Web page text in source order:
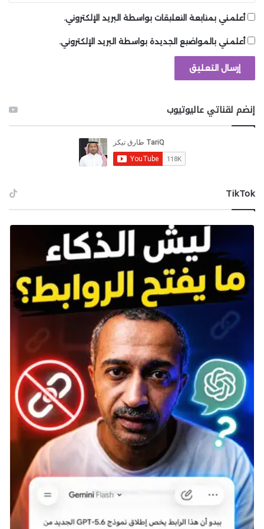
World of Tanks Blitz
الأوضاع، والاستراتيجيات التي يمكنك اختبارها في ساحة
المعركة، حيث تقاتل بتنسيق 7×7 وتسعى لتحقيق النصر.
العالم شاسع ومليء بالإثارة، ويحتوي على مركبات تاريخية
واليابان وبريطانيا العظمى والصين والولايات المتحدة
إنشاؤها بواسطة مهندسين حقيقيين، أو مستوحاة من
مسلسلات الأنمي الشهيرة وغيرها. بالإضافة إلى ذلك، كل
معركة تختلف عن الأخرى، ولن تكون وحيدًا أبدًا سواء كنت
تحضر أصدقاء قدامى أو تلتقي بأصدقاء جدد.
Alto’s Odyssey
إذا كانت Jetpack Joyride
تمثل الماضي المجيد لألعاب
endless runner، فإنAlto’s Odysseyهي الحاضر الأنيق
لهذا النوع. أول ما ستلاحظه هو الأسلوب الفني الحاد
والسلس، الذي يستحق أن يكون على غلاف مجلة.
أعلمني بمتابعة التعليقات بواسطة البريد الإلكتروني.
أعلمني بالمواضيع الجديدة بواسطة البريد الإلكتروني.
إنضم لقناتي عاليوتيوب
‫TikTok